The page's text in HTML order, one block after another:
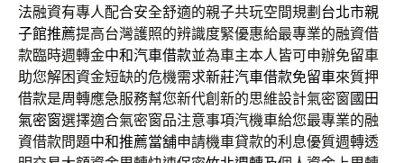
法融資有專人配合安全舒適的親子共玩空間規劃台北市親
子館推薦提高台灣護照的辨識度緊優惠給最專業的融資借
款臨時週轉金中和汽車借款並為車主本人皆可申辦免留車
助您解困資金短缺的危機需求新莊汽車借款免留車來質押
借款是周轉應急服務幫您新代創新的思維設計氣密窗國田
氣密窗選擇適合氣密窗品注意事項汽機車給您最專業的融
資借款問題中和推薦當舖申請機車貸款的利息優質週轉透